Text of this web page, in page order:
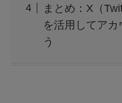
まとめ：X（
を活用してア
う